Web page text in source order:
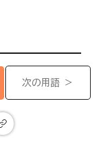
次の用語 ＞